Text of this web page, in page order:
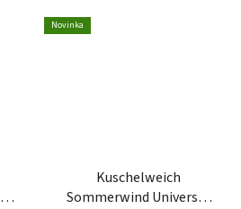
Novinka
Kuschelweich
Sommerwind Universal